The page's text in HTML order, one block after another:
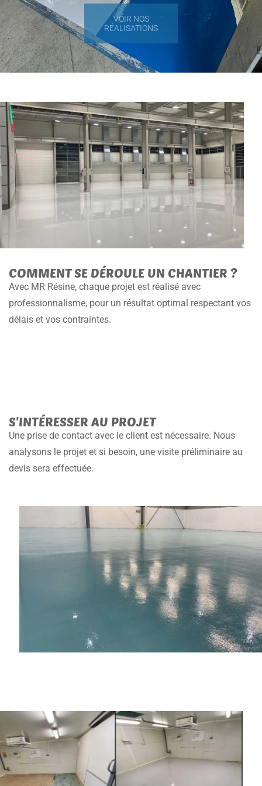
VOIR NOS
RÉALISATIONS
COMMENT SE DÉROULE UN CHANTIER ?
Avec MR Résine, chaque projet est réalisé avec
professionnalisme, pour un résultat optimal respectant vos
délais et vos contraintes.
S'INTÉRESSER AU PROJET
Une prise de contact avec le client est nécessaire. Nous
analysons le projet et si besoin, une visite préliminaire au
devis sera effectuée.